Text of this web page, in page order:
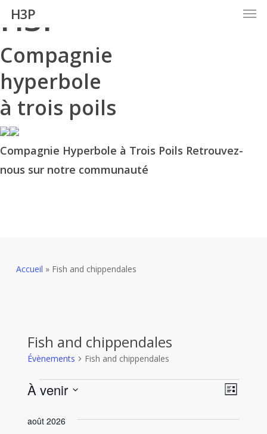
Skip
content
H3P
Compagnie
hyperbole
à trois poils
Compagnie Hyperbole à Trois Poils Retrouvez-
nous sur notre communauté
H3P
Accueil » Fish and chippendales
Fish and chippendales
Évènements Fish and chippendales
Évènements
par
Liste
À venir
une
août 2026